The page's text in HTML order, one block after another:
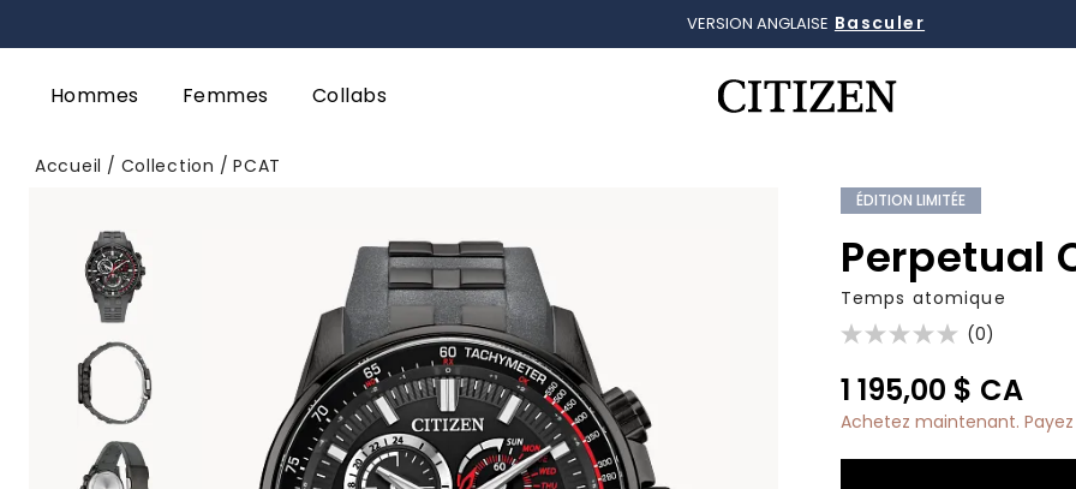
VERSION ANGLAISE Basculer
Hommes Femmes Collabs
Accueil Collection PCAT
ÉDITION LIMITÉE
Perpetual
Temps atomique
(0)
1 195,00 $ CA
Achetez maintenant.
Ajouté à Gérer la liste